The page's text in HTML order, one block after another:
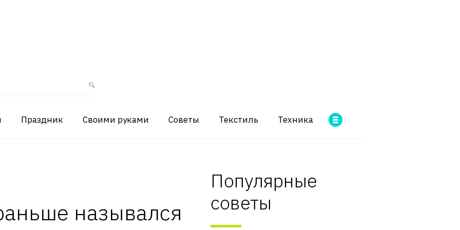
Праздник Своими руками Советы Текстиль Техника
назывался
Популярные
советы